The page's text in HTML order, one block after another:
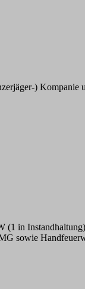
) Kompanie
(1 in
sowie